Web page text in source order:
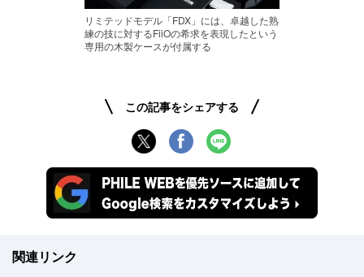
リミテッドモデル「FDX」には、卓越した熟
練の技に対するFiiOの希求を表現したという
専用の木製ケースが付属する
この記事をシェアする
関連リンク